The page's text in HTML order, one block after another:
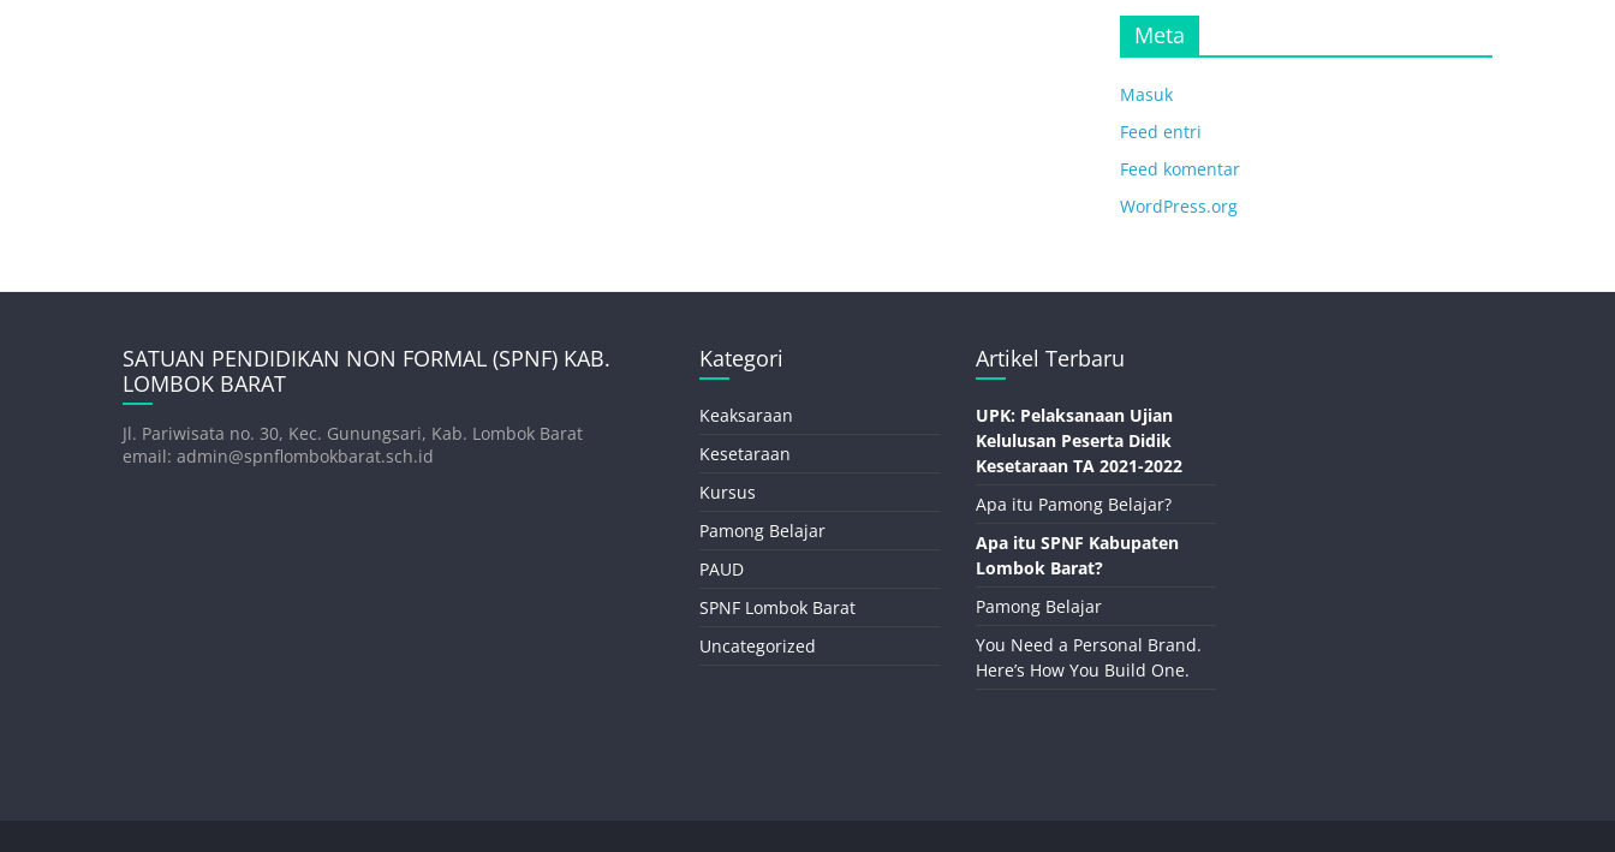
Meta
Masuk
Feed entri
Feed komentar
WordPress.org
SATUAN PENDIDIKAN NON FORMAL (SPNF) KAB.
LOMBOK BARAT
Jl. Pariwisata no. 30, Kec. Gunungsari, Kab. Lombok Barat
email: admin@spnflombokbarat.sch.id
Kategori
Keaksaraan
Kesetaraan
Kursus
Pamong Belajar
PAUD
SPNF Lombok Barat
Uncategorized
Artikel Terbaru
UPK: Pelaksanaan Ujian
Kelulusan Peserta Didik
Kesetaraan TA 2021-2022
Apa itu Pamong Belajar?
Apa itu SPNF Kabupaten
Lombok Barat?
Pamong Belajar
You Need a Personal Brand.
Here’s How You Build One.